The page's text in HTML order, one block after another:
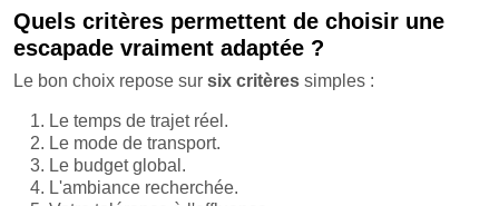
Quels critères permettent de choisir une
escapade vraiment adaptée ?
Le bon choix repose sur six critères simples :
Le temps de trajet réel.
Le mode de transport.
Le budget global.
L'ambiance recherchée.